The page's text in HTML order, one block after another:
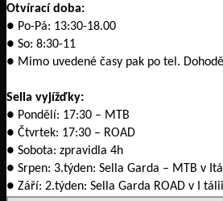
Otvírací doba:
● Po-Pá: 13:30-18.00
● So: 8:30-11
● Mimo uvedené časy pak po tel.
Sella vyjížďky:
● Pondělí: 17:30 – MTB
● Čtvrtek: 17:30 – ROAD
● Sobota: zpravidla 4h
● Srpen: 3.týden: Sella Garda – MTB v
● Září: 2.týden: Sella Garda ROAD v I tálii